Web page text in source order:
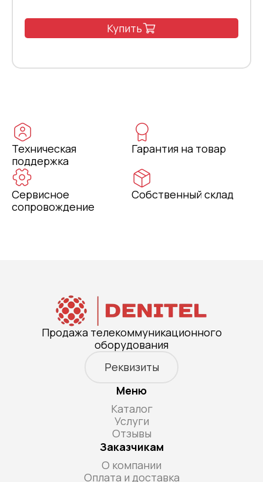
Купить
Техническая
поддержка
Гарантия на товар
Сервисное
сопровождение
Собственный склад
Продажа телекоммуникационного
оборудования
Реквизиты
Меню
Каталог
Услуги
Отзывы
Заказчикам
О компании
Оплата и доставка